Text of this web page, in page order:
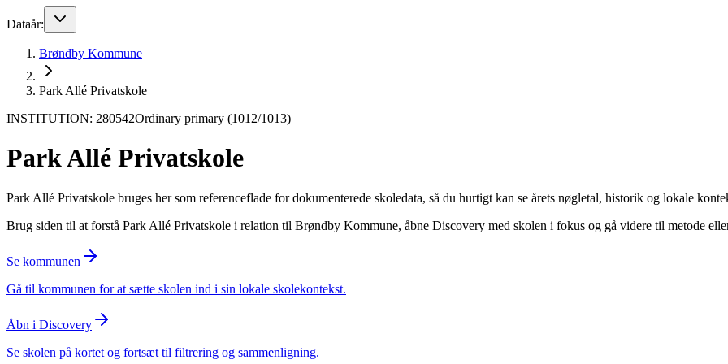
Dataår:
Brøndby Kommune
Park Allé Privatskole
INSTITUTION: 280542Ordinary primary (1012/1013)
Park Allé Privatskole
Park Allé Privatskole bruges her som referenceflade for dokumenterede skoledata, så du hurtigt kan se årets nøgletal, historik og lokale
Brug siden til at forstå Park Allé Privatskole i relation til Brøndby Kommune, åbne Discovery med skolen i fokus og gå videre til metode
Se kommunen
Gå til kommunen for at sætte skolen ind i sin lokale skolekontekst.
Åbn i Discovery
Se skolen på kortet og fortsæt til filtrering og sammenligning.